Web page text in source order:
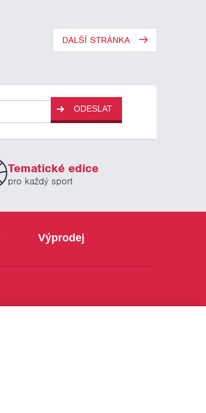
DALŠÍ STRÁNKA
ODESLAT
Tematické edice
pro každý sport
Výprodej